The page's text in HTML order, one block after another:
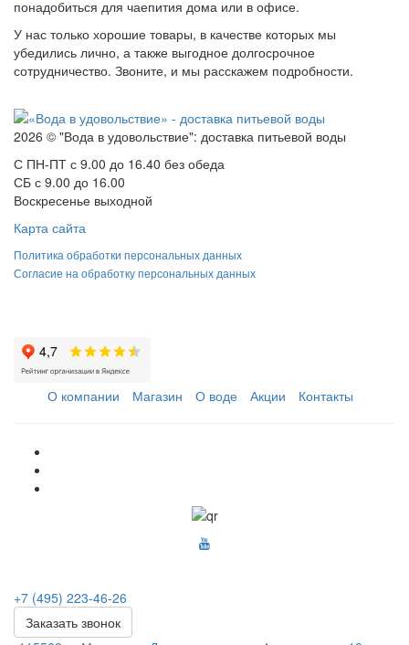
понадобиться для чаепития дома или в офисе.
У нас только хорошие товары, в качестве которых мы
убедились лично, а также выгодное долгосрочное
сотрудничество. Звоните, и мы расскажем подробности.
2026 © "Вода в удовольствие": доставка питьевой воды
С ПН-ПТ с 9.00 до 16.40 без обеда
СБ с 9.00 до 16.00
Воскресенье выходной
Карта сайта
Политика обработки персональных данных
Согласие на обработку персональных данных
О компании Магазин О воде Акции Контакты
+7 (495) 223-46-26
Заказать звонок